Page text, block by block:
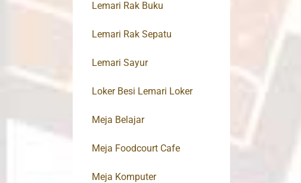
Lemari Rak Buku
Lemari Rak Sepatu
Lemari Sayur
Loker Besi Lemari Loker
Meja Belajar
Meja Foodcourt Cafe
Meja Komputer